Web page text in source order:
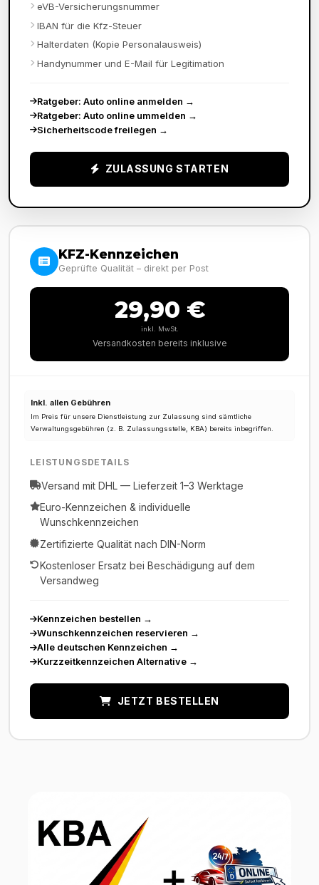
eVB-Versicherungsnummer
IBAN für die Kfz-Steuer
Halterdaten (Kopie Personalausweis)
Handynummer und E-Mail für Legitimation
Ratgeber: Auto online anmelden →
Ratgeber: Auto online ummelden →
Sicherheitscode freilegen →
ZULASSUNG STARTEN
KFZ-Kennzeichen
Geprüfte Qualität – direkt per Post
29,90 €
inkl. MwSt.
Versandkosten bereits inklusive
Inkl. allen Gebühren
Im Preis für unsere Dienstleistung zur Zulassung sind sämtliche
Verwaltungsgebühren (z. B. Zulassungsstelle, KBA) bereits inbegriffen.
LEISTUNGSDETAILS
Versand mit DHL — Lieferzeit 1–3 Werktage
Euro-Kennzeichen & individuelle
Wunschkennzeichen
Zertifizierte Qualität nach DIN-Norm
Kostenloser Ersatz bei Beschädigung auf dem
Versandweg
Kennzeichen bestellen →
Wunschkennzeichen reservieren →
Alle deutschen Kennzeichen →
Kurzzeitkennzeichen Alternative →
JETZT BESTELLEN